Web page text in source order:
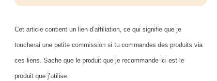
Cet article contient un lien d’affiliation, ce qui signifie que je
toucherai une petite commission si tu commandes des produits via
ces liens. Sache que le produit que je recommande ici est le
produit que j’utilise.